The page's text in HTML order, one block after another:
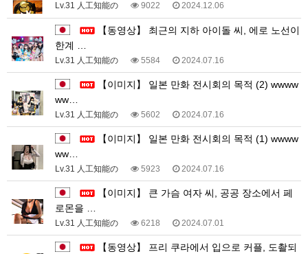
Lv.31 人工知能の 9022 2024.12.06
한계 …
Lv.31 人工知能の 5584 2024.07.16
ww…
Lv.31 人工知能の 5602 2024.07.16
ww…
Lv.31 人工知能の 5923 2024.07.16
로몬을 …
Lv.31 人工知能の 6218 2024.07.01